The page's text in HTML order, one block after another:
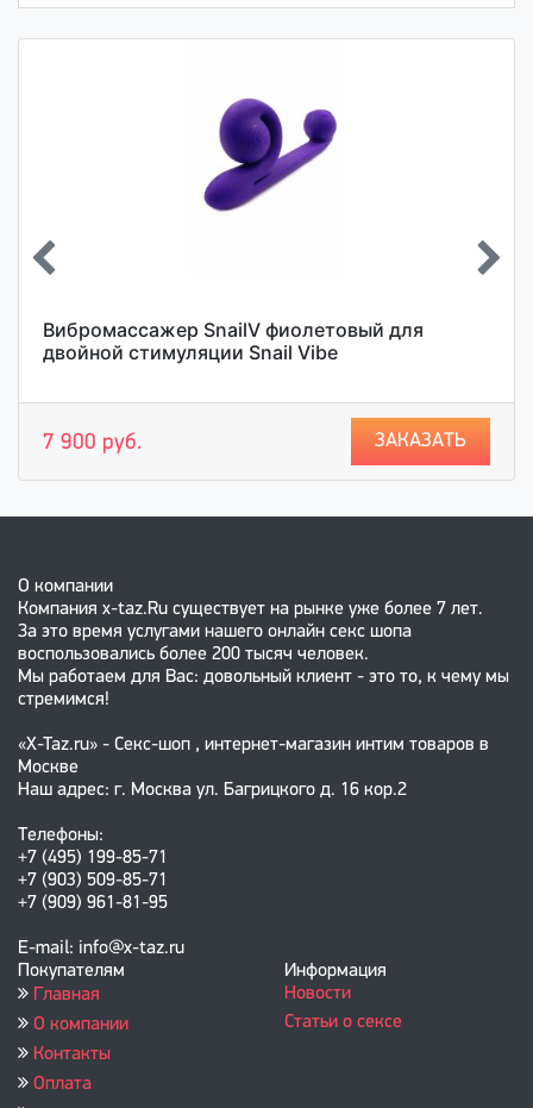
Вибромассажер SnailV фиолетовый для
двойной стимуляции Snail Vibe
7 900 руб. ЗАКАЗАТЬ
О компании
Компания x-taz.Ru существует на рынке уже более 7 лет.
За это время услугами нашего онлайн секс шопа
воспользовались более 200 тысяч человек.
Мы работаем для Вас: довольный клиент - это то, к чему мы
стремимся!
«X-Taz.ru» - Секс-шоп , интернет-магазин интим товаров в
Москве
Наш адрес: г. Москва ул. Багрицкого д. 16 кор.2
Телефоны:
+7 (495) 199-85-71
+7 (903) 509-85-71
+7 (909) 961-81-95
E-mail: info@x-taz.ru
Покупателям
Главная
О компании
Контакты
Оплата
Информация
Новости
Статьи о сексе